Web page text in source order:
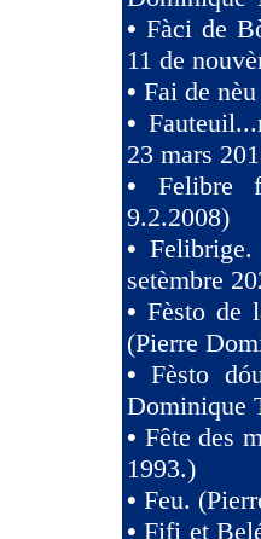
• Fàci de
11 de
• Fai de
•
23 mars
• Felibre
9.2.2008)
•
setèmbre
• Fèsto de
(Pierre
•Fèsto
Dominique
• Fête des
1993.)
• Feu.
•Fifi et